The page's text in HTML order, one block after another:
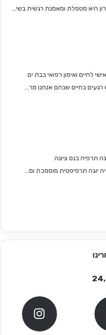
היא מטפלת ומאמנת רגשית בשי...
לחיים ואימון רפואי בבת ים
רגעים בחיים שבהם אנחנו מר...
יוגה תרפיסטית מוסמכת ומ...